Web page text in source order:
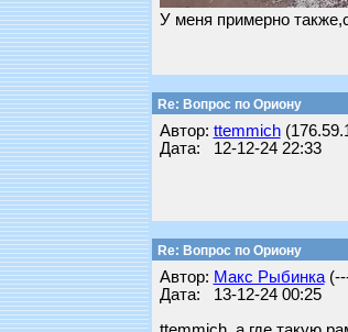
У меня примерно
Re: Вопрос по Ориону
Автор: ttemmich
Дата: 12-12-24 22:33
Re: Вопрос по Ориону
Автор: Макс Рыбинка
Дата: 13-12-24 00:25